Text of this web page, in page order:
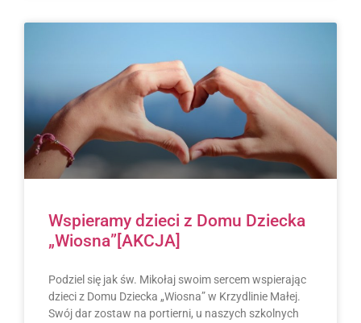
Wspieramy dzieci z Domu Dziecka
„Wiosna”[AKCJA]
Podziel się jak św. Mikołaj swoim sercem wspierając
dzieci z Domu Dziecka „Wiosna” w Krzydlinie Małej.
Swój dar zostaw na portierni, u naszych szkolnych